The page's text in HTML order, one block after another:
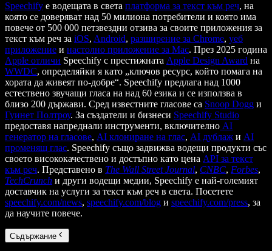
Speechify е водещата в света платформа за текст към реч, на
която се доверяват над 50 милиона потребители и която има
повече от 500 000 петзвездни отзива за своите приложения за
текст към реч за iOS, Android, разширение за Chrome, уеб
приложение и настолно приложение за Mac. През 2025 година
Apple отличи Speechify с престижната Apple Design Award на
WWDC, определяйки я като „ключов ресурс, който помага на
хората да живеят по-добре“. Speechify предлага над 1000
естествено звучащи гласа на над 60 езика и се използва в
близо 200 държави. Сред известните гласове са Snoop Dogg и
Гуинет Полтроу. За създатели и бизнеси Speechify Studio
предоставя напреднали инструменти, включително AI
генератор на гласове, AI клониране на глас, AI дублаж и AI
променящ глас. Speechify също задвижва водещи продукти със
своето висококачествено и достъпно като цена API за текст
към реч. Представено в The Wall Street Journal, CNBC, Forbes,
TechCrunch и други водещи медии, Speechify е най-големият
доставчик на услуги за текст към реч в света. Посетете
speechify.com/news, speechify.com/blog и speechify.com/press, за
да научите повече.
Съдържание